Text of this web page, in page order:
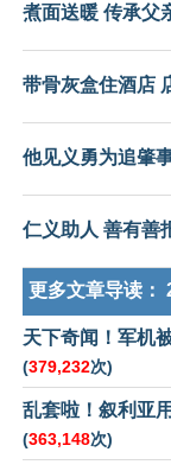
煮面送暖 传承父
带骨灰盒住酒店
他见义勇为追肇
仁义助人 善有善
更多文章导读：
天下奇闻！军机
(379,232次)
乱套啦！叙利亚
(363,148次)